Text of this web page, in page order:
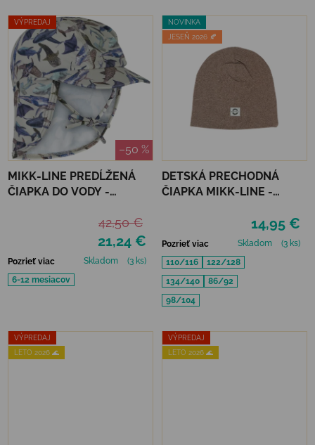
VÝPREDAJ
–50 %
MIKK-LINE PREDĹŽENÁ
ČIAPKA DO VODY -
21,24 €
42,50 €
Pozrieť viac Skladom
(3 ks)
6-12 mesiacov
NOVINKA
JESEŇ 2026 🍂
DETSKÁ PRECHODNÁ
ČIAPKA MIKK-LINE -
14,95 €
Pozrieť viac Skladom
(3 ks)
110/116
122/128
134/140
86/92
98/104
VÝPREDAJ
LETO 2026 🌊
VÝPREDAJ
LETO 2026 🌊